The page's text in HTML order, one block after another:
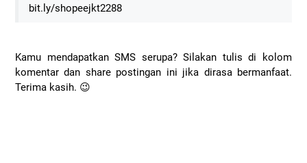
bit.ly/shopeejkt2288
Kamu mendapatkan SMS serupa? Silakan tulis di kolom
komentar dan share postingan ini jika dirasa bermanfaat.
Terima kasih. 😉